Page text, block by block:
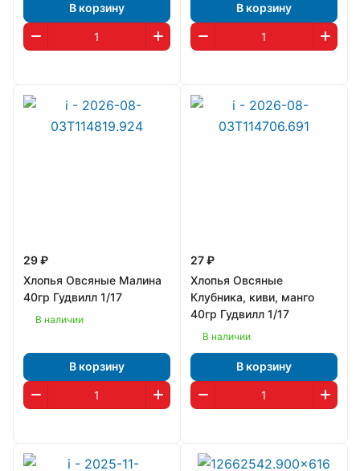
В корзину В корзину
29 ₽
Хлопья Овсяные Малина
40гр Гудвилл 1/17
В наличии
В корзину
27 ₽
Хлопья Овсяные
Клубника, киви, манго
40гр Гудвилл 1/17
В наличии
В корзину